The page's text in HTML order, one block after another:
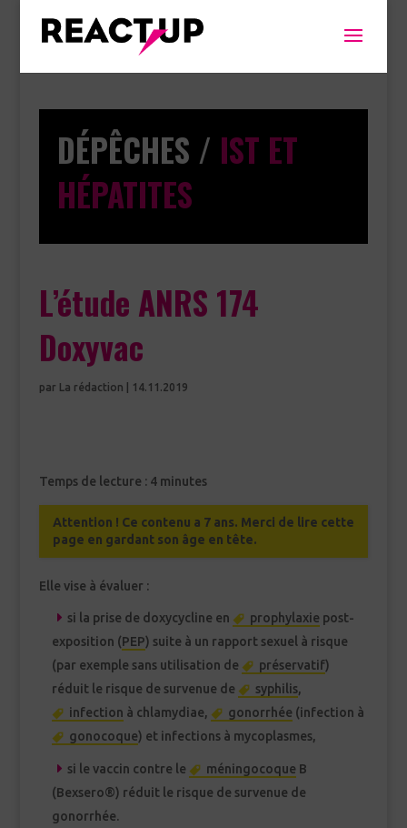
DÉPÊCHES / IST ET
HÉPATITES
L’étude ANRS 174
Doxyvac
par La rédaction 14.11.2019
Temps de lecture : 4 minutes
Attention ! Ce contenu a 7 ans. Merci de lire cette
page en gardant son âge en tête.
Elle vise à évaluer :
si la prise de doxycycline en prophylaxie post-
exposition (PEP) suite à un rapport sexuel à risque
(par exemple sans utilisation de
préservatif)
réduit le risque de survenue de
syphilis,
infection à chlamydiae, gonorrhée (infection à
gonocoque) et infections à mycoplasmes,
si le vaccin contre le méningocoque B
(Bexsero®) réduit le risque de survenue de
gonorrhée.